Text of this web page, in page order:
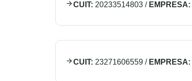
CUIT: 20233514803 / EMPRESA:
CUIT: 23271606559 / EMPRESA: